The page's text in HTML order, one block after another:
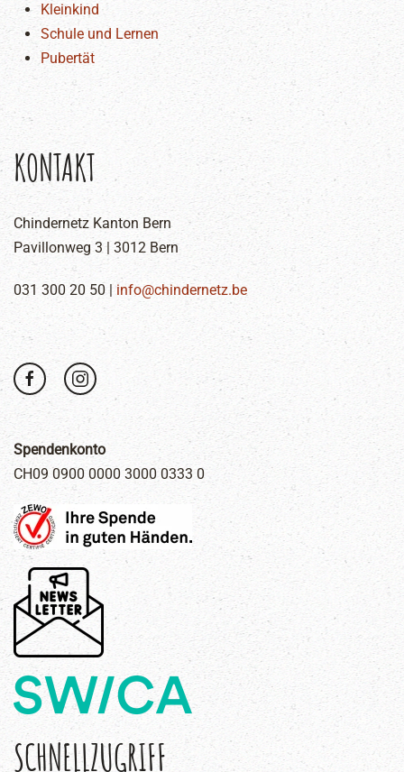
Kleinkind
Schule und Lernen
Pubertät
KONTAKT
Chindernetz Kanton Bern
Pavillonweg 3 | 3012 Bern
031 300 20 50 | info@chindernetz.be
Spendenkonto
CH09 0900 0000 3000 0333 0
SCHNELLZUGRIFF